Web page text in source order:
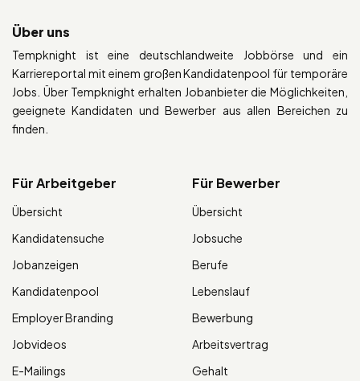
Über uns
Tempknight ist eine deutschlandweite Jobbörse und ein
Karriereportal mit einem großen Kandidatenpool für temporäre
Jobs. Über Tempknight erhalten Jobanbieter die Möglichkeiten,
geeignete Kandidaten und Bewerber aus allen Bereichen zu
finden.
Für Arbeitgeber
Übersicht
Kandidatensuche
Jobanzeigen
Kandidatenpool
Employer Branding
Jobvideos
E-Mailings
Für Bewerber
Übersicht
Jobsuche
Berufe
Lebenslauf
Bewerbung
Arbeitsvertrag
Gehalt